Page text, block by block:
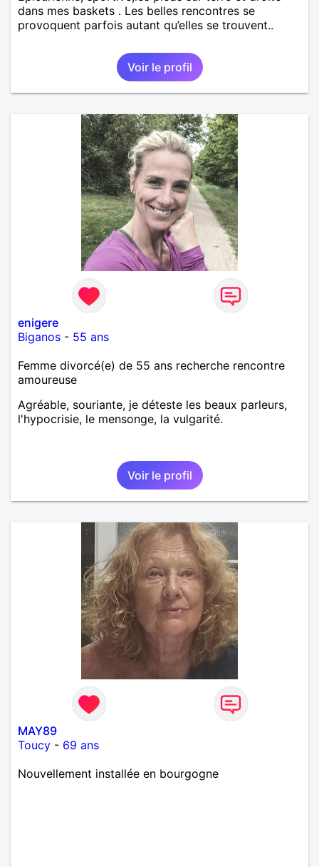
dans mes baskets . Les belles rencontres se
provoquent parfois autant qu’elles se trouvent..
Voir le profil
enigere
Biganos - 55 ans
Femme divorcé(e) de 55 ans recherche rencontre
amoureuse
Agréable, souriante, je déteste les beaux parleurs,
l'hypocrisie, le mensonge, la vulgarité.
Voir le profil
MAY89
Toucy - 69 ans
Nouvellement installée en bourgogne